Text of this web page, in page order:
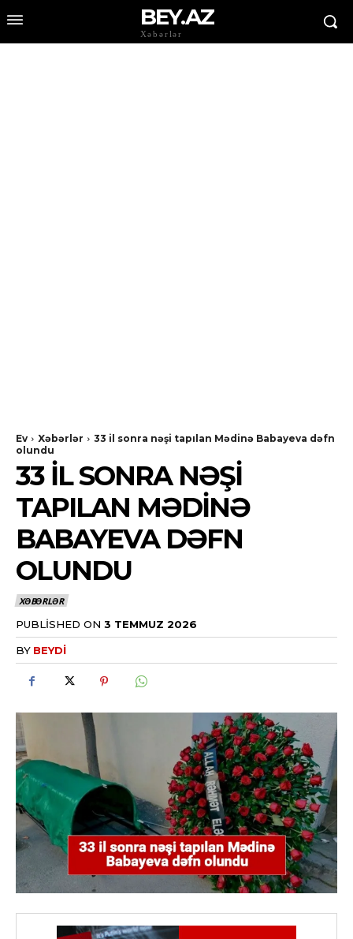
BEY.AZ
Xəbərlər
Ev Xəbərlər
33 il sonra nəşi tapılan Mədinə Babayeva dəfn
olundu
33 IL SONRA NƏŞI
TAPILAN MƏDINƏ
BABAYEVA DƏFN
OLUNDU
XƏBƏRLƏR
PUBLISHED ON 3 TEMMUZ 2026
BY BEYDI